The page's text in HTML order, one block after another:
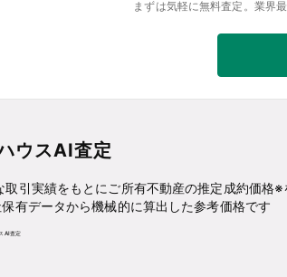
まずは気軽に無料査定。業界
ウスAI査定
取引実績をもとにご所有不動産の推定成約価格※
有データから機械的に算出した参考価格です